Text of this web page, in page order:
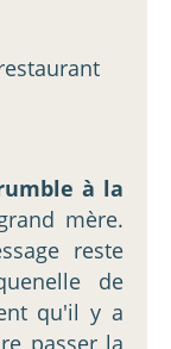
à la
mère.
reste
de
qu'il y a
passer la